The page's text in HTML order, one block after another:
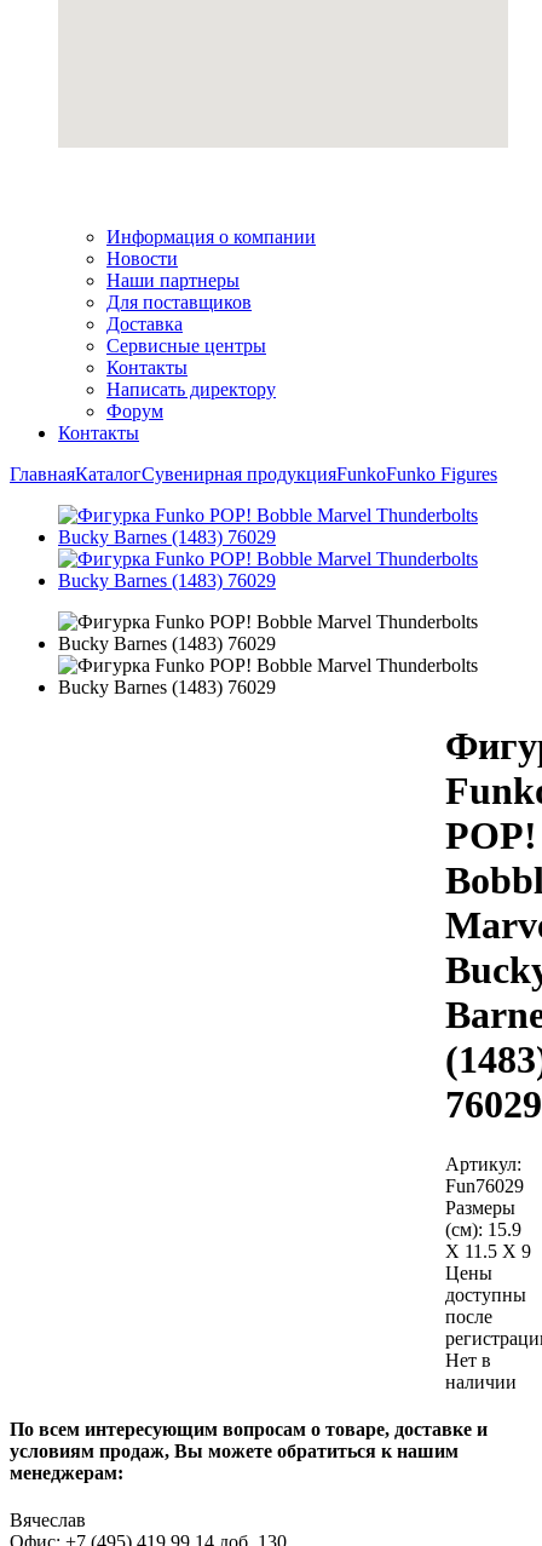
Информация о компании
Новости
Наши партнеры
Для поставщиков
Доставка
Сервисные центры
Контакты
Написать директору
Форум
Контакты
ГлавнаяКаталогСувенирная продукцияFunkoFunko Figures
POP!
76029
Артикул:
Fun76029
Размеры
(см): 15.9
X 11.5 X 9
Цены
доступны
после
Нет в
наличии
По всем интересующим вопросам о товаре, доставке и
условиям продаж, Вы можете обратиться к нашим
менеджерам:
Вячеслав